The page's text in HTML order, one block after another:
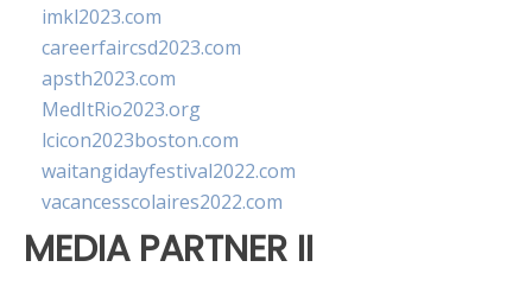
imkl2023.com
careerfaircsd2023.com
apsth2023.com
MedItRio2023.org
lcicon2023boston.com
waitangidayfestival2022.com
vacancesscolaires2022.com
MEDIA PARTNER II